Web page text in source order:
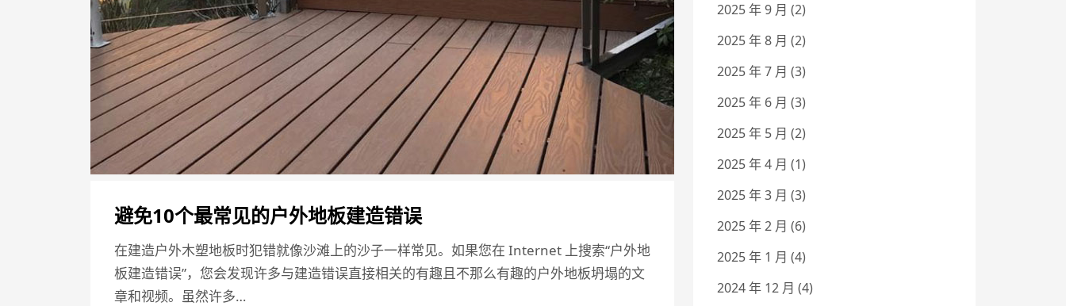
避免10个最常见的户外地板建造错误
在建造户外木塑地板时犯错就像沙滩上的沙子一样常见。如果您在 Internet 上搜索“户外地
板建造错误”，您会发现许多与建造错误直接相关的有趣且不那么有趣的户外地板坍塌的文
章和视频。虽然许多…
2025 年 9 月 (2)
2025 年 8 月 (2)
2025 年 7 月 (3)
2025 年 6 月 (3)
2025 年 5 月 (2)
2025 年 4 月 (1)
2025 年 3 月 (3)
2025 年 2 月 (6)
2025 年 1 月 (4)
2024 年 12 月 (4)